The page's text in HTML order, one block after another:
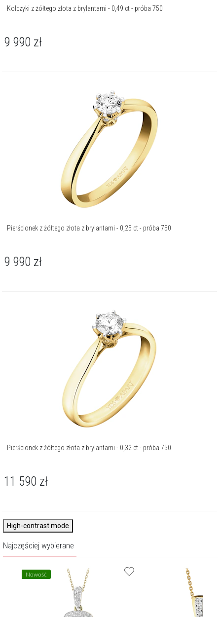
Kolczyki z żółtego złota z brylantami - 0,49 ct - próba 750
9 990 zł
Pierścionek z żółtego złota z brylantami - 0,25 ct - próba 750
9 990 zł
Pierścionek z żółtego złota z brylantami - 0,32 ct - próba 750
11 590 zł
High-contrast mode
Najczęściej wybierane
Nowość